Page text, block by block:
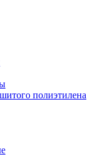
полиэтилена